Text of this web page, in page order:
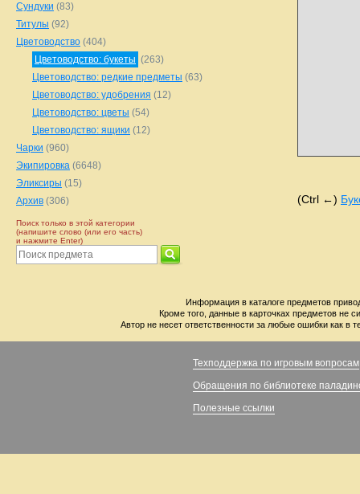
(Ctrl ←)
Сундуки (83)
Титулы (92)
Цветоводство (404)
Цветоводство: букеты (263)
Цветоводство: редкие предметы (63)
Цветоводство: удобрения (12)
Цветоводство: цветы (54)
Цветоводство: ящики (12)
Чарки (960)
Экипировка (6648)
Эликсиры (15)
Архив (306)
Поиск только в этой категории
(напишите слово (или его часть)
и нажмите Enter)
Информация в каталоге предметов
Кроме того, данные в карточках предметов не
Автор не несет ответственности за любые ошибки как в
Техподдержка по игровым вопросам
Обращения по библиотеке
Полезные ссылки